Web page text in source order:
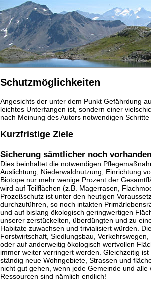
Schutzmöglichkeiten
Angesichts der unter dem Punkt Gefährdung
leichtes Unterfangen ist, sondern einer
nach Meinung des Autors notwendigen Schritte
Kurzfristige Ziele
Sicherung sämtlicher noch
Dies beinhaltet die notwendigen
Auslichtung, Niederwaldnutzung, Einrichtung
Biotope nur mehr wenige Prozent der
wird auf Teilflächen (z.B. Magerrasen,
Prozeßschutz ist unter den heutigen
durchzuführen, so noch intakten
und auf bislang ökologisch geringwertigen
unserer zerstückelten, überdüngten und zu
Habitate zuwachsen und trivialisiert würden.
Forstwirtschaft, Siedlungsbau,
oder auf anderweitig ökologisch wertvollen
immer weiter verringert werden. Gleichzeitig
ständig neue Wohngebiete, Strassen und
nicht gut gehen, wenn jede Gemeinde und
Ressourcen sind nämlich endlich!